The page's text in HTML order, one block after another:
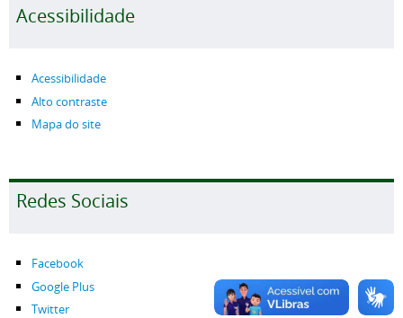
Acessibilidade
Acessibilidade
Alto contraste
Mapa do site
Redes Sociais
Facebook
Google Plus
Twitter